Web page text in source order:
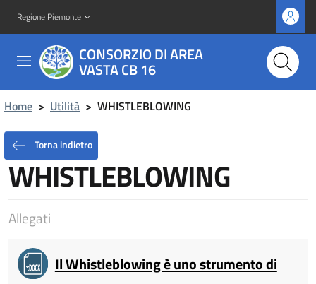
Regione Piemonte
CONSORZIO DI AREA
VASTA CB 16
Home > Utilità > WHISTLEBLOWING
Torna indietro
WHISTLEBLOWING
Allegati
Il Whistleblowing è uno strumento di